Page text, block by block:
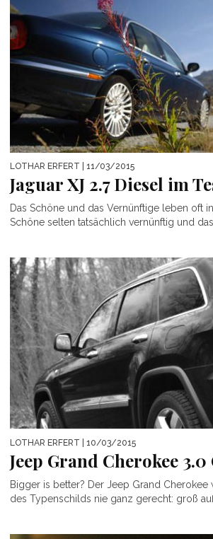
LOTHAR ERFERT | 11/03/2015
Jaguar XJ 2.7 Diesel im
Das Schöne und das Vernünftige leben oft
Schöne selten tatsächlich vernünftig und
LOTHAR ERFERT | 10/03/2015
Jeep Grand Cherokee 3.0
Bigger is better? Der Jeep Grand Cherokee
des Typenschilds nie ganz gerecht: groß